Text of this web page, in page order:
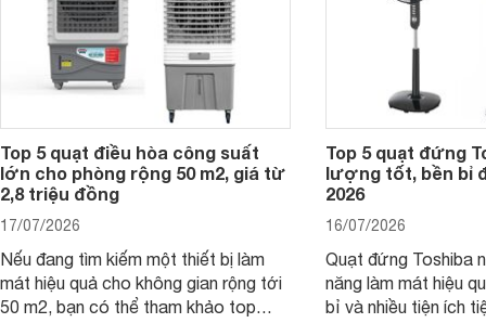
Top 5 quạt điều hòa công suất
lớn cho phòng rộng 50 m2, giá từ
2,8 triệu đồng
17/07/2026
Nếu đang tìm kiếm một thiết bị làm
mát hiệu quả cho không gian rộng tới
50 m2, bạn có thể tham khảo top
Top 5 quạt đứng
lượng tốt, bền bỉ
2026
16/07/2026
Quạt đứng Toshiba
năng làm mát hiệu
bỉ và nhiều tiện ích